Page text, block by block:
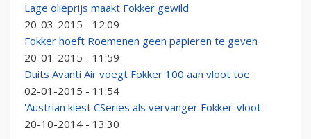
Lage olieprijs maakt Fokker gewild
20-03-2015 - 12:09
Fokker hoeft Roemenen geen papieren te geven
20-01-2015 - 11:59
Duits Avanti Air voegt Fokker 100 aan vloot toe
02-01-2015 - 11:54
'Austrian kiest CSeries als vervanger Fokker-vloot'
20-10-2014 - 13:30